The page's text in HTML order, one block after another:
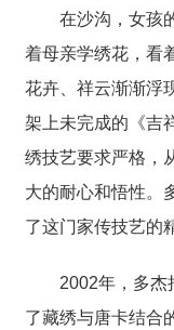
在沙沟，女孩
着母亲学绣花， 看
花卉、祥云渐渐浮
架上未完成的《吉
绣技艺要求严格，
大的耐心和悟性。
了这门家传技艺的
2002年，多杰
了藏绣与唐卡结合